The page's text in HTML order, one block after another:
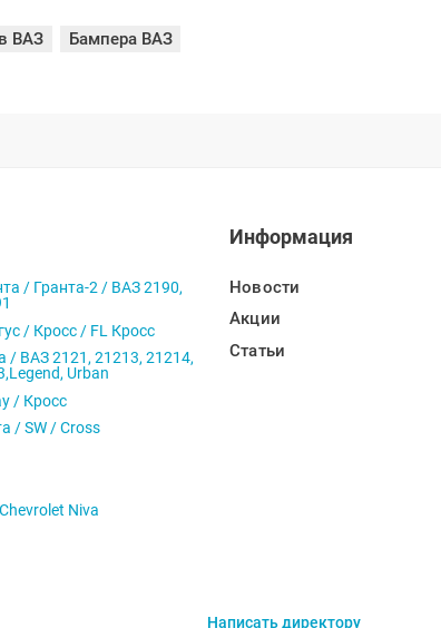
ВАЗ Бампера ВАЗ
/ Гранта-2 / ВАЗ 2190,
/ Кросс / FL Кросс
/ ВАЗ 2121, 21213, 21214,
Urban
/ Кросс
/ SW / Cross
Niva
Информация
Новости
Акции
Статьи
Написать директору